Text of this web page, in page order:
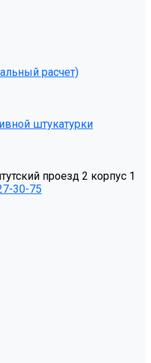
расчет)
штукатурки
проезд 2 корпус 1
30-75